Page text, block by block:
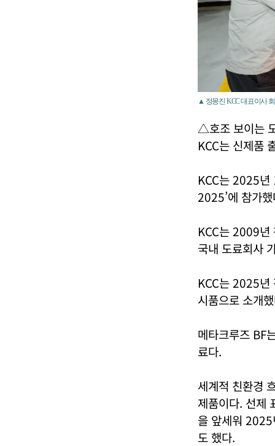
▲ 정몽진 KCC 대표이사
△호조 보이는
KCC는 신제품
KCC는 2025년
2025’에 참가
KCC는 2009년
국내 도료회사
KCC는 2025년
시품으로 소개
메타크루즈 BF
료다.
세계적 친환경
제품이다. 선제
을 앞세워 2025
도 했다.